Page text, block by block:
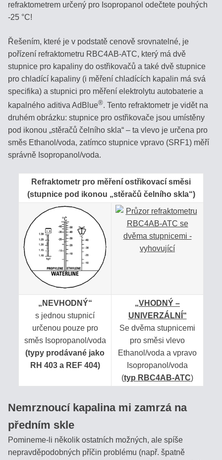
refraktometrem určený pro Isopropanol odečtete pouhých
-25 °C!
Řešením, které je v podstatě cenově srovnatelné, je
pořízení refraktometru RBC4AB-ATC, který má dvě
stupnice pro kapaliny do ostřikovačů a také dvě stupnice
pro chladící kapaliny (i měření chladících kapalin má svá
specifika) a stupnici pro měření elektrolytu autobaterie a
kapalného aditiva AdBlue®. Tento refraktometr je vidět na
druhém obrázku: stupnice pro ostřikovače jsou umístěny
pod ikonou „stěračů čelního skla“ – ta vlevo je určena pro
směs Ethanol/voda, zatímco stupnice vpravo (SRF1) měří
správně Isopropanol/voda.
Refraktometr pro měření ostřikovací směsi
(stupnice pod ikonou „stěračů čelního skla“)
„NEVHODNÝ“
s jednou stupnicí
určenou pouze pro
směs Isopropanol/voda
(typy prodávané jako
RH 403 a REF 404)
„VHODNÝ –
UNIVERZÁLNÍ“
Se dvěma stupnicemi
pro směsi vlevo
Ethanol/voda a vpravo
Isopropanol/voda
(typ RBC4AB-ATC)
Nemrznoucí kapalina mi zamrzá na
předním skle
Pomineme-li několik ostatních možných, ale spíše
nepravděpodobných příčin problému (např. špatně
REFRAKTOMETRY
NA
DIGITÁLNÍ
REFRAKTOMETRY
DIGITÁLNÍ
REFRAKTOMETRY
VST
STOLNÍ
REFRAKTOMETRY
PŘÍSLUŠENSTVÍ
KALIBRACE
REFRAKTOMETRŮ
HOBBY
HLINÍKOVÉ
DOPLŇKY
PĚSTITELE
CHOVATELE
Eshop